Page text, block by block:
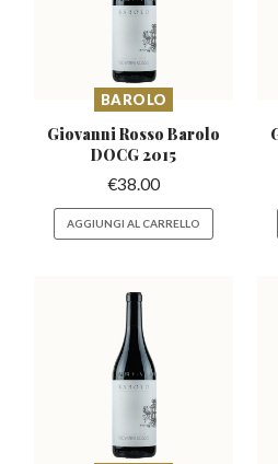
BAROLO
Giovanni Rosso Barolo
DOCG 2015
€38.00
AGGIUNGI AL CARRELLO